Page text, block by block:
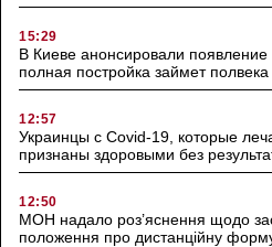
15:29
В Киеве анонсировали
полная постройка займет полвека
12:57
Украинцы с Covid-19, которые
признаны здоровыми без
12:50
МОН надало роз’яснення щодо
положення про дистанційну